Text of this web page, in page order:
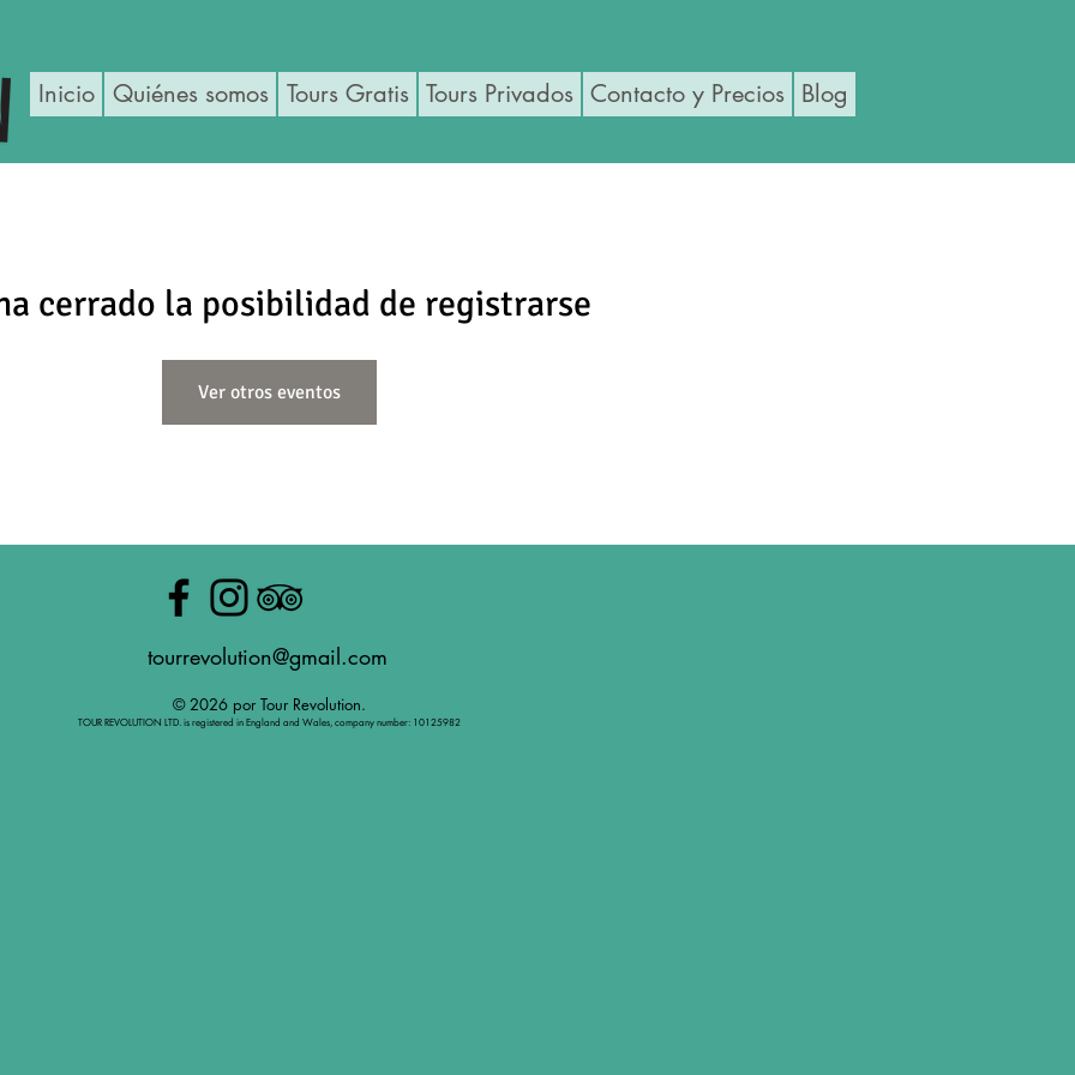
Inicio Quiénes somos Tours Gratis Tours Privados Contacto y Precios Blog
cerrado la posibilidad de registrarse
Ver otros eventos
tourrevolution@gmail.com
© 2026 por Tour Revolution.
TOUR REVOLUTION LTD. is registered in England and Wales, company number: 10125982